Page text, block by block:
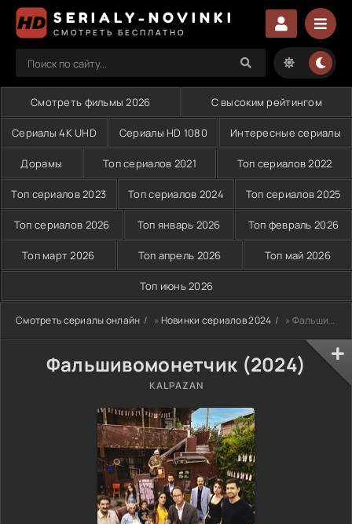
SERIALY-NOVINKI
СМОТРЕТЬ БЕСПЛАТНО
Смотреть фильмы 2026 С высоким рейтингом
Сериалы 4K UHD Сериалы HD 1080 Интересные сериалы
Дорамы Топ сериалов 2021 Топ сериалов 2022
Топ сериалов 2023 Топ сериалов 2024 Топ сериалов 2025
Топ сериалов 2026 Топ январь 2026 Топ февраль 2026
Топ март 2026 Топ апрель 2026 Топ май 2026
Топ июнь 2026
Смотреть сериалы онлайн » Новинки сериалов 2024 » Фальшивомонетчик (2024)
Фальшивомонетчик (2024)
KALPAZAN